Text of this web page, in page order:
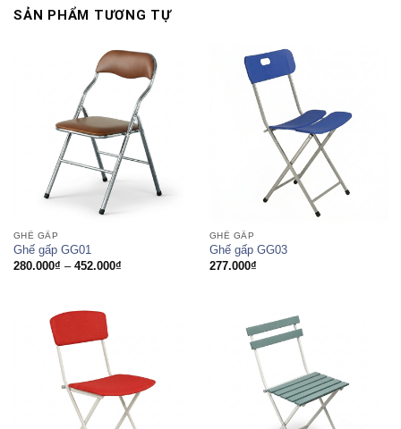
SẢN PHẨM TƯƠNG TỰ
GHẾ GẤP
Ghế gấp GG01
280.000₫ – 452.000₫Khoảng
GHẾ GẤP
Ghế gấp GG03
277.000₫